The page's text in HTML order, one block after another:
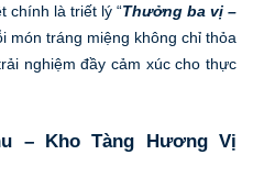
chính là triết lý “Thưởng ba vị –
món tráng miệng không chỉ thỏa
nghiệm đầy cảm xúc cho thực
– Kho Tàng Hương Vị